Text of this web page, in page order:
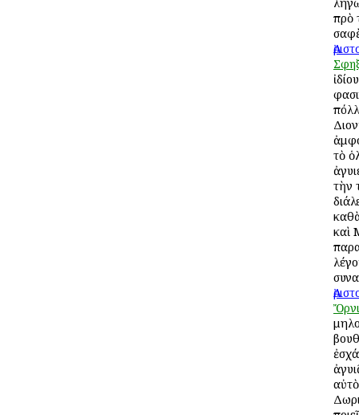
πρὸ
τὸ
τὴν
καὶ
αὐτὸ